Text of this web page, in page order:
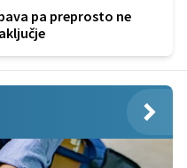
pa preprosto ne